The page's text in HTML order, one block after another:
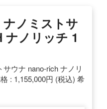
ナノミストサ
ナノリッチ 1
サウナ nano-rich ナノリ
: 1,155,000円 (税込) 希